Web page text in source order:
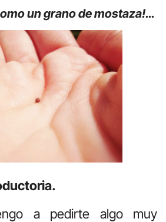
un grano de mostaza!…
a pedirte algo muy